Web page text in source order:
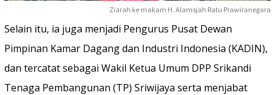
Ziarah ke makam H. Alamsjah Ratu Prawiranegara
Selain itu, ia juga menjadi Pengurus Pusat Dewan
Pimpinan Kamar Dagang dan Industri Indonesia (KADIN),
dan tercatat sebagai Wakil Ketua Umum DPP Srikandi
Tenaga Pembangunan (TP) Sriwijaya serta menjabat